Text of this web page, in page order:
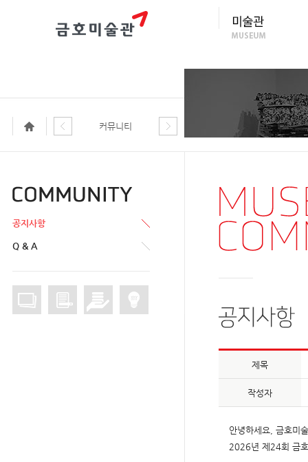
커뮤니티
공지사항
Q & A
제목
작성자
안녕하세요, 금호미
2026년 제24회 금